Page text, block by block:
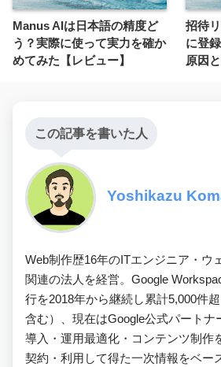
Manus AIは日本語の精度ど
う？実際に使って実力を確か
めてみた【レビュー】
招待
に登
原因
この記事を書いた人
Yoshikazu
Web制作歴16年のITエンジニア・ウ
関連の法人を経営。Google
行を2018年から継続し累計5,000件
含む）、現在はGoogle公式パートナ
導入・運用最適化・コンテンツ制作
契約・利用して得た一次情報をベー